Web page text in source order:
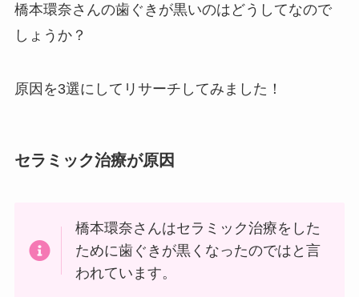
橋本環奈さんの歯ぐきが黒いのはどうしてなので
しょうか？
原因を3選にしてリサーチしてみました！
セラミック治療が原因
橋本環奈さんはセラミック治療をした
ために歯ぐきが黒くなったのではと言
われています。